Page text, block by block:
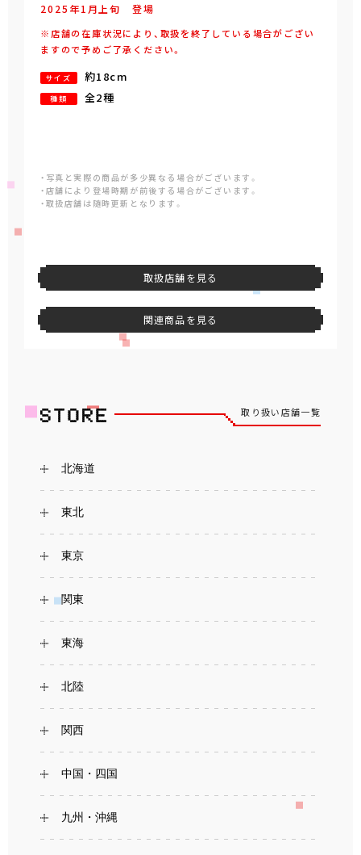
2025年1 月 上旬 登場
※店舗の在庫状況により、取扱を終了している場合がござい
ますので予めご了承ください。
サイズ 約18cm
種類 全2種
・写真と実際の商品が多少異なる場合がございます。
・店舗により登場時期が前後する場合がございます。
・取扱店舗は随時更新となります。
取扱店舗を見る
関連商品を見る
取り扱い店舗一覧
北海道
東北
東京
関東
東海
北陸
関西
中国・四国
九州・沖縄